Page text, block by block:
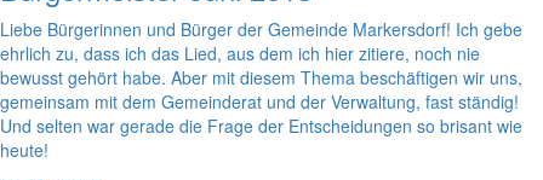
Liebe Bürgerinnen und Bürger der Gemeinde Markersdorf! Ich gebe
ehrlich zu, dass ich das Lied, aus dem ich hier zitiere, noch nie
bewusst gehört habe. Aber mit diesem Thema beschäftigen wir uns,
gemeinsam mit dem Gemeinderat und der Verwaltung, fast ständig!
Und selten war gerade die Frage der Entscheidungen so brisant wie
heute!